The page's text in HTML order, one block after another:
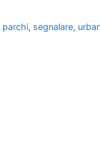
parchi, segnalare,